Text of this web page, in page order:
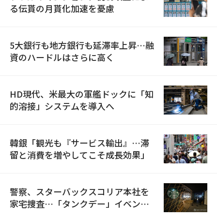
る伝貰の月貰化加速を憂慮
5大銀行も地方銀行も延滞率上昇…融
資のハードルはさらに高く
HD現代、米最大の軍艦ドックに「知
的溶接」システムを導入へ
韓銀「観光も『サービス輸出』…滞
留と消費を増やしてこそ成長効果」
警察、スターバックスコリア本社を
家宅捜査…「タンクデー」イベント